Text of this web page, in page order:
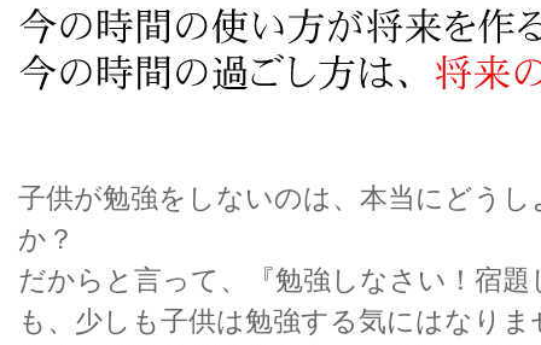
子供が勉強をしないのは、本当にどう
か？
だからと言って、『勉強しなさい！宿
も、少しも子供は勉強する気にはなりま